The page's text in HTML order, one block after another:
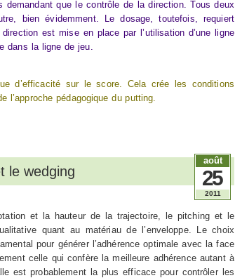
que le contrôle de la direction. Tous deux
bien évidemment. Le dosage, toutefois, requiert
est mise en place par l’utilisation d’une ligne
dans la ligne de jeu.
d’efficacité sur le score. Cela crée les conditions
l’approche pédagogique du putting.
le wedging
août
25
2011
et la hauteur de la trajectoire, le pitching et le
quant au matériau de l’enveloppe. Le choix
pour générer l’adhérence optimale avec la face
celle qui confère la meilleure adhérence autant à
est probablement la plus efficace pour contrôler les